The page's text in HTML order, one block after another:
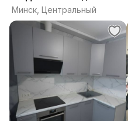
РАССРОЧКА, ДОСТАВКА,
ПРОЕКТ В ПОДАРОК
Минск, Центральный